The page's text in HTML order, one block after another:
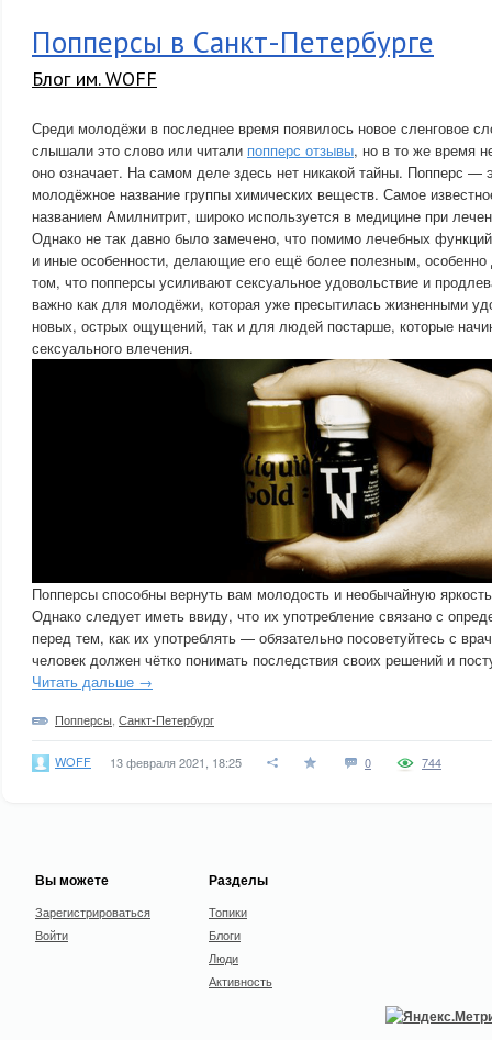
Попперсы в Санкт-Петербурге
Блог им. WOFF
Среди молодёжи в последнее время появилось новое сленговое
слышали это слово или читали попперс отзывы, но в то же время
оно означает. На самом деле здесь нет никакой тайны. Попперс —
молодёжное название группы химических веществ. Самое
названием Амилнитрит, широко используется в медицине при
Однако не так давно было замечено, что помимо лечебных
и иные особенности, делающие его ещё более полезным,
том, что попперсы усиливают сексуальное удовольствие и
важно как для молодёжи, которая уже пресытилась жизненными
новых, острых ощущений, так и для людей постарше, которые
сексуального влечения.
Попперсы способны вернуть вам молодость и необычайную
Однако следует иметь ввиду, что их употребление связано с
перед тем, как их употреблять — обязательно посоветуйтесь с
человек должен чётко понимать последствия своих решений и
Читать дальше →
Попперсы Санкт-Петербург
WOFF 13 февраля 2021, 18:25 0 744
Вы можете
Зарегистрироваться
Войти
Разделы
Топики
Блоги
Люди
Активность